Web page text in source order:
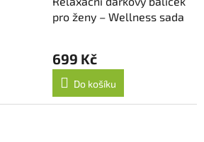
pro ženy – Wellness sada
699 Kč
Do košíku